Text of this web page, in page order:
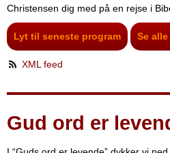
Christensen dig med på en rejse i
Lyt til seneste program Se
XML feed
Gud ord er